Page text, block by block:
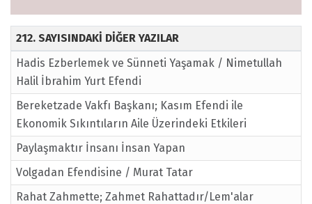
212. SAYISINDAKİ DİĞER YAZILAR
Hadis Ezberlemek ve Sünneti Yaşamak / Nimetullah
Halil İbrahim Yurt Efendi
Bereketzade Vakfı Başkanı; Kasım Efendi ile
Ekonomik Sıkıntıların Aile Üzerindeki Etkileri
Paylaşmaktır İnsanı İnsan Yapan
Volgadan Efendisine / Murat Tatar
Rahat Zahmette; Zahmet Rahattadır/Lem'alar